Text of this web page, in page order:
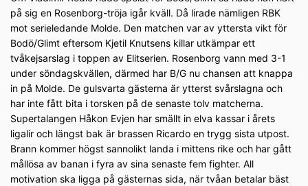
på sig en Rosenborg-tröja igår kväll. Då lirade nämligen RBK
mot serieledande Molde. Den matchen var av yttersta vikt för
Bodö/Glimt eftersom Kjetil Knutsens killar utkämpar ett
tvåkejsarslag i toppen av Elitserien. Rosenborg vann med 3-1
under söndagskvällen, därmed har B/G nu chansen att knappa
in på Molde. De gulsvarta gästerna är ytterst svårslagna och
har inte fått bita i torsken på de senaste tolv matcherna.
Supertalangen Håkon Evjen har smällt in elva kassar i årets
ligalir och längst bak är brassen Ricardo en trygg sista utpost.
Brann kommer högst sannolikt landa i mittens rike och har gått
mållösa av banan i fyra av sina senaste fem fighter. All
motivation ska ligga på gästernas sida, när tvåan betalar bäst